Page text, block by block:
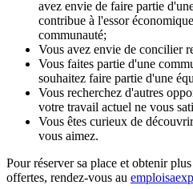
avez envie de faire partie
contribue à l'essor
communauté;
Vous avez envie de concilier
Vous faites partie d'une
souhaitez faire partie d'une
Vous recherchez d'autres
votre travail actuel ne vous
Vous êtes curieux de
vous aimez.
Pour réserver sa place et obtenir
offertes, rendez-vous au